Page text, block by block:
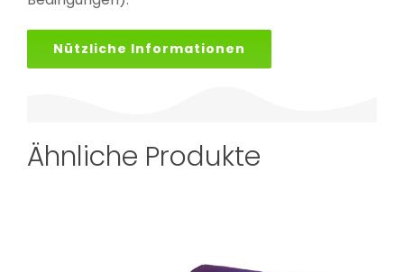
Nützliche Informationen
Ähnliche Produkte